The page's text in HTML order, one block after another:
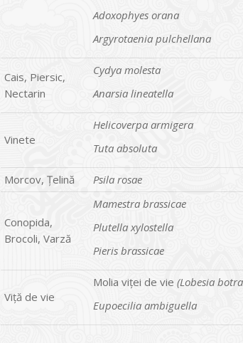
Adoxophyes orana
Argyrotaenia pulchellana
Cais, Piersic,
Nectarin
Cydya molesta
Anarsia lineatella
Vinete
Helicoverpa armigera
Tuta absoluta
Morcov, Țelină Psila rosae
Conopida,
Brocoli, Varză
Mamestra brassicae
Plutella xylostella
Pieris brassicae
Viță de vie
Molia viței de vie (Lobesia
Eupoecilia ambiguella